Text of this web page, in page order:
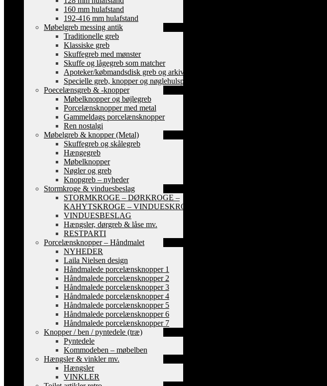
160 mm hulafstand
192-416 mm hulafstand
Møbelgreb messing antik
Traditionelle greb
Klassiske greb
Skuffegreb med mønster
Skuffe og lågegreb som matcher
Apoteker/købmandsdisk greb og arkiv skilte
Specielle greb, knopper og nøglehulsplader
Poecelænsgreb & -knopper
Møbelknopper og bøjlegreb
Porcelænsknopper med metal
Gammeldags porcelænsknopper
Ren nostalgi
Møbelgreb & knopper (Metal)
Skuffegreb og skålegreb
Hængegreb
Møbelknopper
Nøgler og greb
Knopgreb – nyheder
Stormkroge & vinduesbeslag
STORMKROGE – DØRKROGE –
KAHYTSKROGE – VINDUESKROGE
VINDUESBESLAG
Hængsler, dørgreb & låse mv.
RESTPARTI
Porcelænsknopper – Håndmalet
NYHEDER
Laila Nielsen design
Håndmalede porcelænsknopper 1
Håndmalede porcelænsknopper 2
Håndmalede porcelænsknopper 3
Håndmalede porcelænsknopper 4
Håndmalede porcelænsknopper 5
Håndmalede porcelænsknopper 6
Håndmalede porcelænsknopper 7
Knopper / ben / pyntedele (træ)
Pyntedele
Kommodeben – møbelben
Hængsler & vinkler mv.
Hængsler
VINKLER